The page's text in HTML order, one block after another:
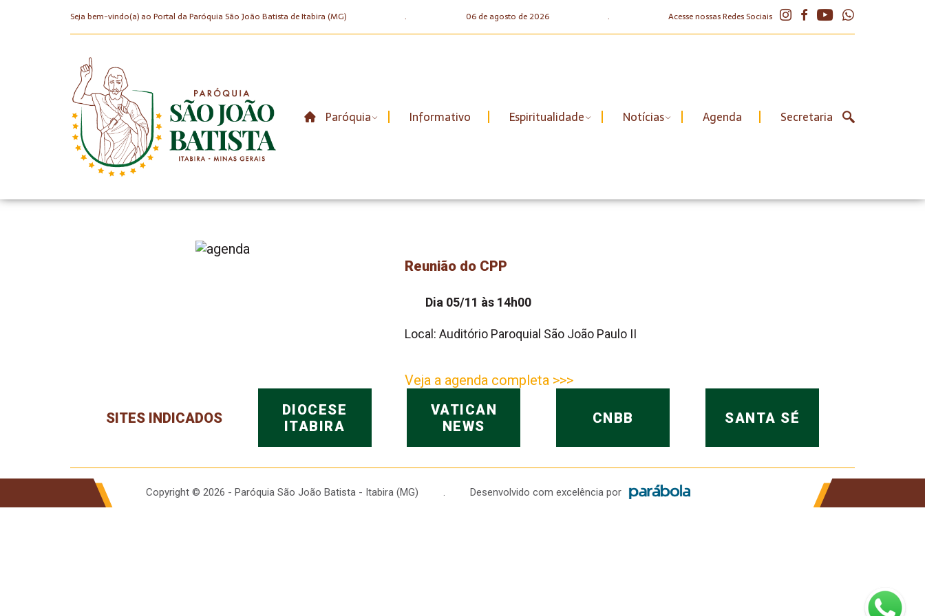
Seja bem-vindo(a) ao Portal da Paróquia São João Batista de Itabira (MG) . 06 de agosto de 2026 . Acesse nossas Redes Sociais
Paróquia Informativo Espiritualidade Notícias Agenda Secretaria
Reunião do CPP
Dia 05/11 às 14h00
Local: Auditório Paroquial São João Paulo II
Veja a agenda completa >>>
SITES INDICADOS
DIOCESE
ITABIRA
VATICAN
NEWS
CNBB SANTA SÉ
Copyright © 2026 - Paróquia São João Batista - Itabira (MG) . Desenvolvido com excelência por